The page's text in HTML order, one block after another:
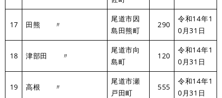
17 田熊 〃
尾道市因
島田熊町
290
令和14年1
0月31日
18 津部田 〃
尾道市向
島町
120
令和14年1
0月31日
19 高根 〃
尾道市瀬
戸田町
555
令和14年1
0月31日